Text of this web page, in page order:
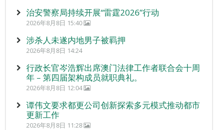
治安警察局持续开展“雷霆2026”行动
2026年8月8日 15:40
涉杀人未遂内地男子被羁押
2026年8月8日 14:24
行政长官岑浩辉出席澳门法律工作者联合会十周
年 – 第四届架构成员就职典礼。
2026年8月8日 12:04
谭伟文要求都更公司创新探索多元模式推动都市
更新工作
2026年8月8日 11:28